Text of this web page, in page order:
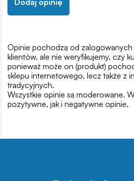
Opinie pochodzą od
klientów, ale nie weryfikujemy, czy
ponieważ może on (produkt)
sklepu internetowego, lecz także z
tradycyjnych.
Wszystkie opinie są moderowane.
pozytywne, jak i negatywne opinie.